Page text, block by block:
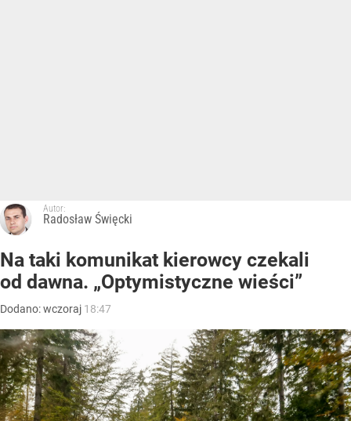
Autor:
Radosław Święcki
Na taki komunikat kierowcy czekali
od dawna. „Optymistyczne wieści”
Dodano:wczoraj 18:47